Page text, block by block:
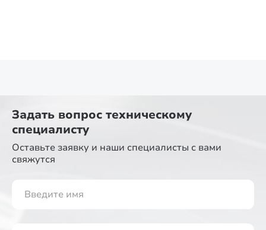
Задать вопрос техническому
специалисту
Оставьте заявку и наши специалисты с вами
свяжутся